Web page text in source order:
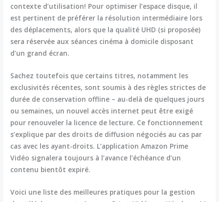
contexte d’utilisation! Pour optimiser l’espace disque, il
est pertinent de préférer la résolution intermédiaire lors
des déplacements, alors que la qualité UHD (si proposée)
sera réservée aux séances cinéma à domicile disposant
d’un grand écran.
Sachez toutefois que certains titres, notamment les
exclusivités récentes, sont soumis à des règles strictes de
durée de conservation offline – au-delà de quelques jours
ou semaines, un nouvel accès internet peut être exigé
pour renouveler la licence de lecture. Ce fonctionnement
s’explique par des droits de diffusion négociés au cas par
cas avec les ayant-droits. L’application Amazon Prime
Vidéo signalera toujours à l’avance l’échéance d’un
contenu bientôt expiré.
Voici une liste des meilleures pratiques pour la gestion